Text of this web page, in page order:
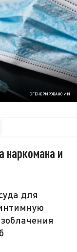
СГЕНЕРИРОВАНО ИИ
наркомана и
для